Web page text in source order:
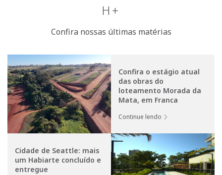
H+
Confira nossas últimas matérias
Confira o estágio atual
das obras do
loteamento Morada da
Mata, em Franca
Continue lendo
Cidade de Seattle: mais
um Habiarte concluído e
entregue